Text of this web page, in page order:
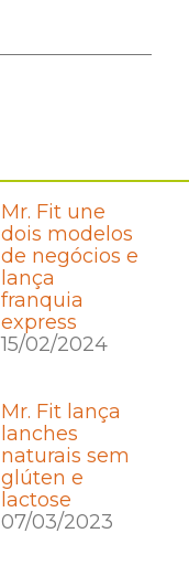
Mr. Fit une
dois modelos
de negócios e
lança
franquia
express
15/02/2024
Mr. Fit lança
lanches
naturais sem
glúten e
lactose
07/03/2023